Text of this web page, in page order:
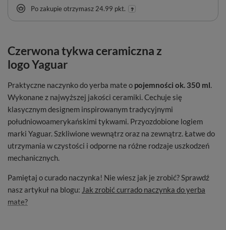
Po zakupie otrzymasz24.99 pkt.
Czerwona tykwa ceramiczna z
logo Yaguar
Praktyczne naczynko do yerba mate o pojemności ok. 350 ml.
Wykonane z najwyższej jakości ceramiki. Cechuje się
klasycznym designem inspirowanym tradycyjnymi
południowoamerykańskimi tykwami. Przyozdobione logiem
marki Yaguar. Szkliwione wewnątrz oraz na zewnątrz. Łatwe do
utrzymania w czystości i odporne na różne rodzaje uszkodzeń
mechanicznych.
Pamiętaj o curado naczynka! Nie wiesz jak je zrobić? Sprawdź
nasz artykuł na blogu: Jak zrobić currado naczynka do yerba
mate?